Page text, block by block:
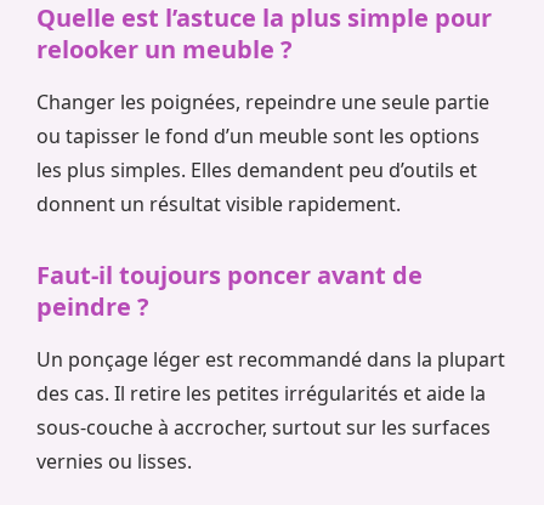
Quelle est l’astuce la plus simple pour
relooker un meuble ?
Changer les poignées, repeindre une seule partie
ou tapisser le fond d’un meuble sont les options
les plus simples. Elles demandent peu d’outils et
donnent un résultat visible rapidement.
Faut-il toujours poncer avant de
peindre ?
Un ponçage léger est recommandé dans la plupart
des cas. Il retire les petites irrégularités et aide la
sous-couche à accrocher, surtout sur les surfaces
vernies ou lisses.